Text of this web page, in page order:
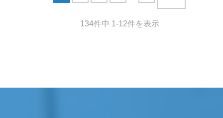
134件中 1-12件を表示